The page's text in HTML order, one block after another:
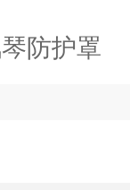
防护罩